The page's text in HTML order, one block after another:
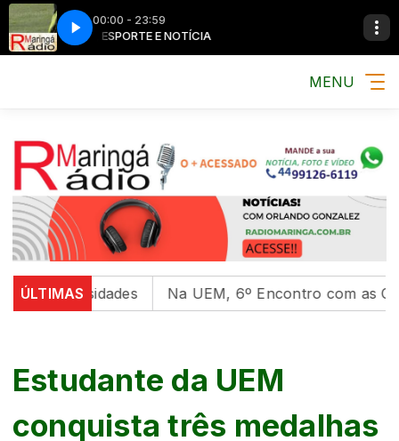
00:00 - 23:59
MÚSICA, ESPORTE E NOTÍCIA MÚSICA,
MENU
ÚLTIMAS Na UEM, 6º Encontro com as
Estudante da UEM
conquista três medalhas